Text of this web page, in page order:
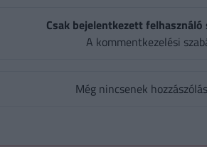
Csak bejelentkezett felhasználó
A kommentkezelési
Még nincsenek